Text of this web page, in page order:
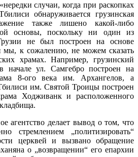
случаи, когда при раскопках
обнаруживается грузинская
также лишено какой-либо
основы, поскольку ни один из
не был построен на основе
мы, к сожалению, не можем сказать
храмах. Например, грузинский
начале ул. Самгебро построен на
8-ого века им. Архангелов, а
им. Святой Троицы построен
Ходживанк и расположенного
агентство делает вывод о том, что
стремлением „политизировать“
церквей и вызвано обращение
о „возвращении“ его епархии